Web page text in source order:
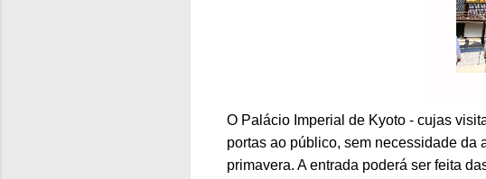
O Palácio Imperial de Kyoto - cujas
portas ao público, sem necessidade da
primavera. A entrada poderá ser feita